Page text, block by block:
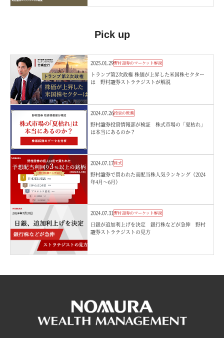
Pick up
2025.01.29野村證券のマーケット解説
トランプ第2次政権 株価が上昇した米国株セクター
は 野村證券ストラテジストが解説
2024.07.26投資の教養
野村證券投資情報部が検証 株式市場の「夏枯れ」
は本当にあるのか？
2024.07.17株式
野村證券で買われた高配当株人気ランキング（2024
年4月～6月）
2024.07.31野村證券のマーケット解説
日銀が追加利上げを決定 銀行株などが急伸 野村
證券ストラテジストの見方